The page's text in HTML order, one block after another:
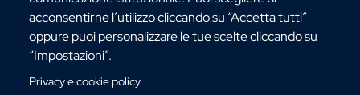
acconsentirne l’utilizzo cliccando su “Accetta tutti”
oppure puoi personalizzare le tue scelte cliccando su
“Impostazioni”.
Privacy e cookie policy
Via dell'Università, 25 - 89124 Reggio Calabria
C.F. 80006510806